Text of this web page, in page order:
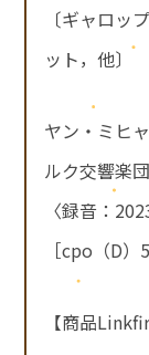
〔ギャロッ
ット，他〕
ヤン・ミヒ
ルク交響楽団
〈録音：
［cpo（D）
【商品